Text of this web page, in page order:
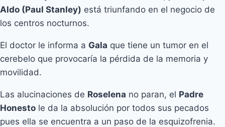
Aldo (Paul Stanley) está triunfando en el negocio de
los centros nocturnos.
El doctor le informa a Gala que tiene un tumor en el
cerebelo que provocaría la pérdida de la memoria y
movilidad.
Las alucinaciones de Roselena no paran, el Padre
Honesto le da la absolución por todos sus pecados
pues ella se encuentra a un paso de la esquizofrenia.